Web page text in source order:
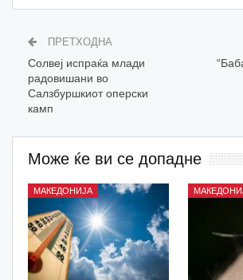
ПРЕТХОДНА
Солвеј испраќа млади
радовишани во
Салзбуршкиот оперски
камп
Може ќе ви се допадне
МАКЕДОНИЈА